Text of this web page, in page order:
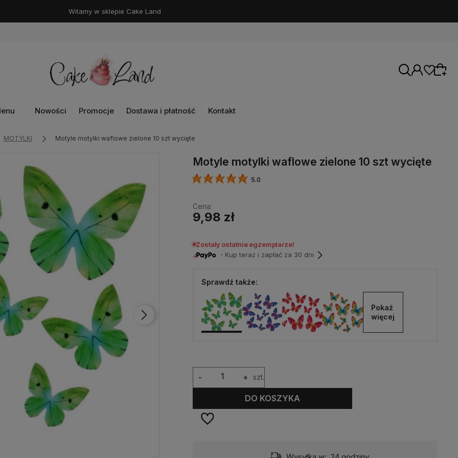
Witamy w sklepie Cake Land
Nowości Promocje Dostawa i płatność Kontakt
MOTYLKI Motyle motylki waflowe zielone 10 szt wycięte
Motyle motylki waflowe zielone 10 szt wycięte
5.0
Cena:
9,98 zł
Zostały ostatnie egzemplarze!
・Kup teraz i zapłać za 30 dni
Sprawdź także:
Pokaż
więcej
+
- szt.
DO KOSZYKA